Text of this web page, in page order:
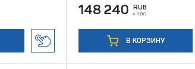
148 240 RUB
с НДС
В КОРЗИНУ